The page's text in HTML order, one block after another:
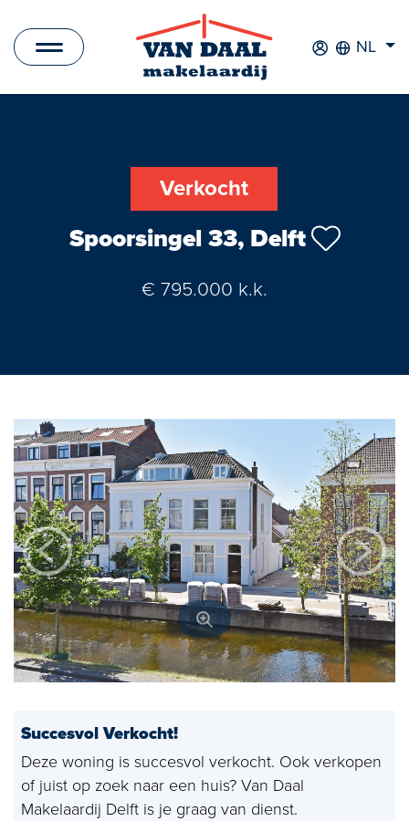
NL
Verkocht
Bedrijfsaanbod
Open huizen
Baerz & Co
Aangekocht
Diensten
Huis verkopen
Huis kopen
Exclusief wonen
Taxaties
Verhuren
Verkocht
Spoorsingel 33, Delft
€ 795.000 k.k.
Succesvol Verkocht!
Deze woning is succesvol verkocht. Ook verkopen
of juist op zoek naar een huis? Van Daal
Makelaardij Delft is je graag van dienst.